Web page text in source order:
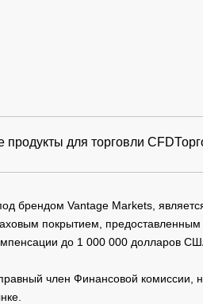
продукты для торговли CFD
брендом Vantage Markets,
покрытием,
до 1 000 000 долларов
член Финансовой комиссии,